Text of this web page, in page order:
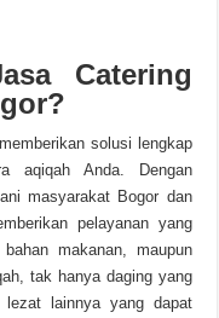
Catering
solusi lengkap
aqiqah Anda. Dengan
masyarakat Bogor dan
pelayanan yang
makanan, maupun
tak hanya daging yang
lezat lainnya yang dapat